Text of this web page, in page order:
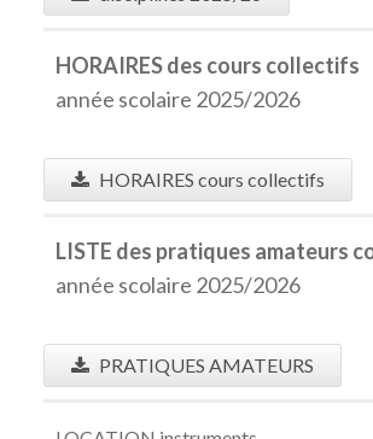
HORAIRES des cours collectifs
année scolaire 2025/2026
HORAIRES cours collectifs
LISTE des pratiques amateurs
année scolaire 2025/2026
PRATIQUES AMATEURS